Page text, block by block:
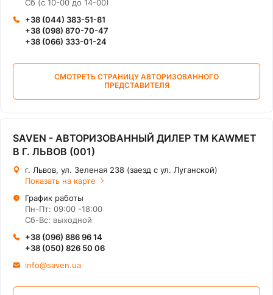
Сб (с 10-00 до 14-00)
+38 (044) 383-51-81
+38 (098) 870-70-47
+38 (066) 333-01-24
СМОТРЕТЬ СТРАНИЦУ АВТОРИЗОВАННОГО
ПРЕДСТАВИТЕЛЯ
SAVEN - АВТОРИЗОВАННЫЙ ДИЛЕР ТМ KAWMET
В Г. ЛЬВОВ (001)
г. Львов, ул. Зеленая 238 (заезд с ул. Луганской)
Показать на карте
График работы
Пн-Пт: 09:00 -18:00
Сб-Вс: выходной
+38 (096) 886 96 14
+38 (050) 826 50 06
info@saven.ua